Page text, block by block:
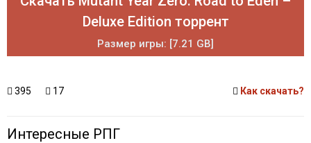
Deluxe Edition торрент
Размер игры: [7.21 GB]
395 17 Как скачать?
Интересные РПГ